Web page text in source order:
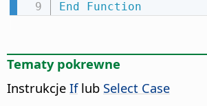
End
Function
Tematy pokrewne
Instrukcje Iflub Select Case